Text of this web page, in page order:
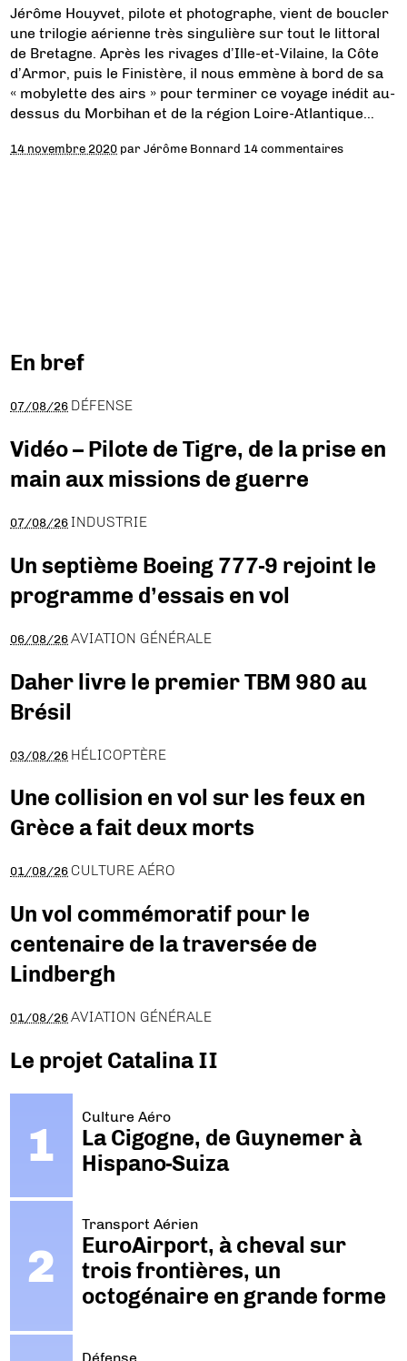
Jérôme Houyvet, pilote et photographe, vient de boucler
une trilogie aérienne très singulière sur tout le littoral
de Bretagne. Après les rivages d’Ille-et-Vilaine, la Côte
d’Armor, puis le Finistère, il nous emmène à bord de sa
« mobylette des airs » pour terminer ce voyage inédit au-
dessus du Morbihan et de la région Loire-Atlantique…
14 novembre 2020 parJérôme Bonnard 14 commentaires
En bref
07/08/26 DÉFENSE
Vidéo – Pilote de Tigre, de la prise en
main aux missions de guerre
07/08/26 INDUSTRIE
Un septième Boeing 777-9 rejoint le
programme d’essais en vol
06/08/26 AVIATION GÉNÉRALE
Daher livre le premier TBM 980 au
Brésil
03/08/26 HÉLICOPTÈRE
Une collision en vol sur les feux en
Grèce a fait deux morts
01/08/26 CULTURE AÉRO
Un vol commémoratif pour le
centenaire de la traversée de
Lindbergh
01/08/26 AVIATION GÉNÉRALE
Le projet Catalina II
Culture Aéro
La Cigogne, de Guynemer à
Hispano-Suiza
Transport Aérien
EuroAirport, à cheval sur
trois frontières, un
octogénaire en grande forme